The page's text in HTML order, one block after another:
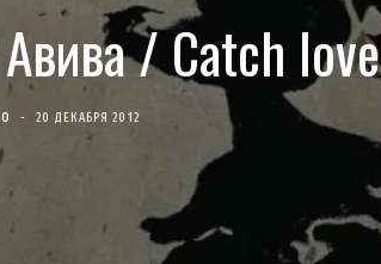
/ Catch love
20 ДЕКАБРЯ 2012